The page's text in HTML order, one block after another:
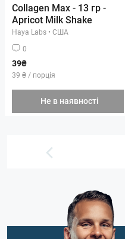
Collagen Max - 13 гр -
Apricot Milk Shake
Haya Labs • США
0
39₴
39 ₴ / порція
Не в наявності